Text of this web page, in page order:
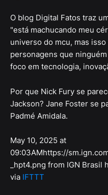
O blog Digital Fatos traz
"está machucando meu
universo do mcu, mas
personagens que
foco em tecnologia,
Por que Nick Fury se
Jackson? Jane Foster se
Padmé Amidala.
May 10, 2025 at
09:03AMhttps://
_hpt4.png from IGN
via IFTTT